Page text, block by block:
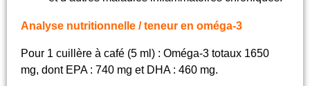
Analyse nutritionnelle / teneur en oméga-3
Pour 1 cuillère à café (5 ml) : Oméga-3 totaux 1650
mg, dont EPA : 740 mg et DHA : 460 mg.